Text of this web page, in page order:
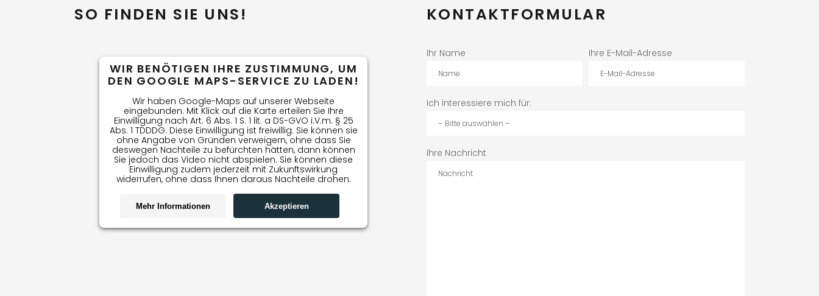
SO FINDEN SIE UNS!
WIR BENÖTIGEN IHRE ZUSTIMMUNG, UM
DEN GOOGLE MAPS-SERVICE ZU LADEN!
Wir haben Google-Maps auf unserer Webseite
eingebunden. Mit Klick auf die Karte erteilen Sie Ihre
Einwilligung nach Art. 6 Abs. 1 S. 1 lit. a DS-GVO i.V.m. § 25
Abs. 1 TDDDG. Diese Einwilligung ist freiwillig. Sie können sie
ohne Angabe von Gründen verweigern, ohne dass Sie
deswegen Nachteile zu befürchten hätten, dann können
Sie jedoch das Video nicht abspielen. Sie können diese
Einwilligung zudem jederzeit mit Zukunftswirkung
widerrufen, ohne dass Ihnen daraus Nachteile drohen.
Mehr Informationen Akzeptieren
KONTAKTFORMULAR
Ihr Name Ihre E-Mail-Adresse
Ich interessiere mich für:
Ihre Nachricht